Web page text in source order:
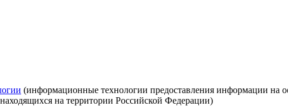
(информационные технологии предоставления информации на
на территории Российской Федерации)